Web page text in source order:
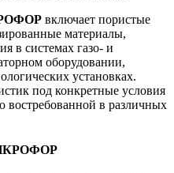
включает пористые
материалы,
в системах газо- и
оборудовании,
установках.
под конкретные условия
востребованной в различных